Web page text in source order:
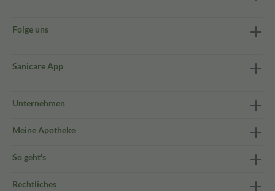
Folge uns
Sanicare App
Unternehmen
Meine Apotheke
So geht's
Rechtliches